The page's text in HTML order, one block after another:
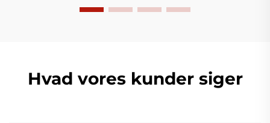
Hvad vores kunder siger